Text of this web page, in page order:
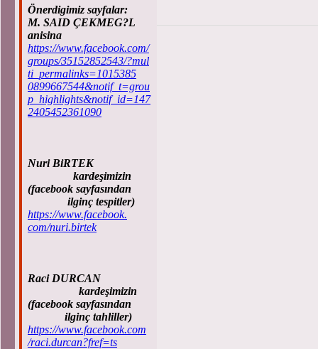
Önerdigimiz sayfalar:
M. SAID ÇEKMEG?L
anisina
https://www.facebook.com/
groups/35152852543/?mul
ti_permalinks=1015385
0899667544&notif_t=grou
p_highlights&notif_id=147
2405452361090
Nuri BiRTEK
kardeşimizin
(facebook sayfasından
ilginç tespitler)
https://www.facebook.
com/nuri.birtek
Raci DURCAN
kardeşimizin
(facebook sayfasından
ilginç tahliller)
https://www.facebook.com
/raci.durcan?fref=ts